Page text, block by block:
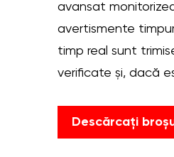
avansat
avertismente
timp real sunt
verificate și, dacă
Descărcați